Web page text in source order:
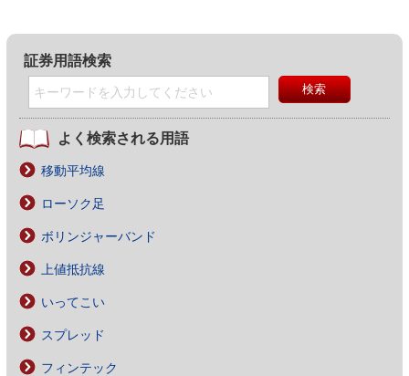
証券用語検索
よく検索される用語
移動平均線
ローソク足
ボリンジャーバンド
上値抵抗線
いってこい
スプレッド
フィンテック